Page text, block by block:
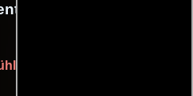
de sonido